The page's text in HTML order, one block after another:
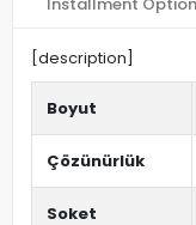
[description]
Boyut
Çözünürlük
Soket